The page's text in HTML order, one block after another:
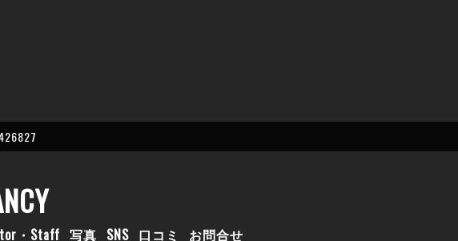
・Staff 写真 SNS 口コミ お問合せ